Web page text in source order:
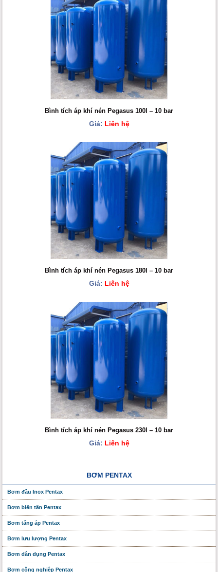
Bình tích áp khí nén Pegasus 100l – 10 bar
Giá: Liên hệ
Bình tích áp khí nén Pegasus 180l – 10 bar
Giá: Liên hệ
Bình tích áp khí nén Pegasus 230l – 10 bar
Giá: Liên hệ
BƠM PENTAX
Bơm đầu Inox Pentax
Bơm biến tần Pentax
Bơm tăng áp Pentax
Bơm lưu lượng Pentax
Bơm dân dụng Pentax
Bơm công nghiệp Pentax